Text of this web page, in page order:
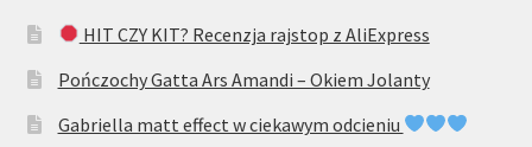
HIT CZY KIT? Recenzja rajstop z AliExpress
Pończochy Gatta Ars Amandi – Okiem Jolanty
Gabriella matt effect w ciekawym odcieniu